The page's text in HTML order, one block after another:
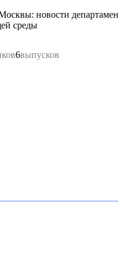
новости
среды
6выпусков